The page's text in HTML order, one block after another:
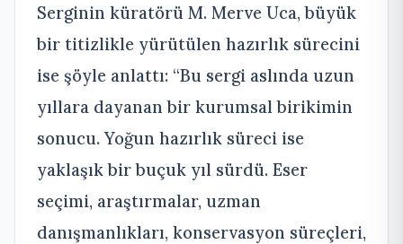
Serginin küratörü M. Merve Uca, büyük
bir titizlikle yürütülen hazırlık sürecini
ise şöyle anlattı: “Bu sergi aslında uzun
yıllara dayanan bir kurumsal birikimin
sonucu. Yoğun hazırlık süreci ise
yaklaşık bir buçuk yıl sürdü. Eser
seçimi, araştırmalar, uzman
danışmanlıkları, konservasyon süreçleri,